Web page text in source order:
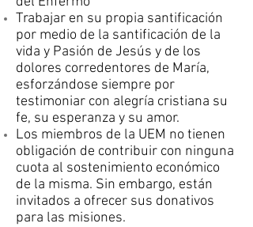
Trabajar en su propia santificación
por medio de la santificación de la
vida y Pasión de Jesús y de los
dolores corredentores de María,
esforzándose siempre por
testimoniar con alegría cristiana su
fe, su esperanza y su amor.
Los miembros de la UEM no tienen
obligación de contribuir con ninguna
cuota al sostenimiento económico
de la misma. Sin embargo, están
invitados a ofrecer sus donativos
para las misiones.